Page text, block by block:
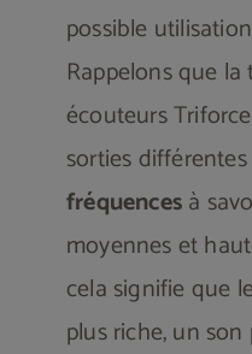
possible
Rappelons que
écouteurs
sorties
fréquencesà
moyennes et
cela signifie que
plus riche, un